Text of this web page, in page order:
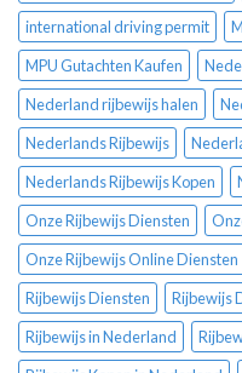
international driving permit
MPU Gutachten Kaufen
Nederland rijbewijs halen
Nederlands Rijbewijs
Nederlands Rijbewijs Kopen
Onze Rijbewijs Diensten
Onze Rijbewijs Online Diensten
Rijbewijs Diensten
Rijbewijs
Rijbewijs in Nederland